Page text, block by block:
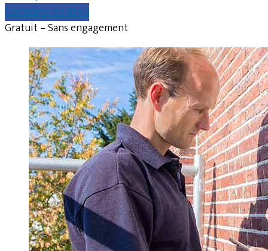
Comparer les devis
Gratuit – Sans engagement